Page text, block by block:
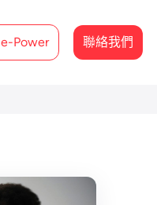
e-Power 聯絡我們